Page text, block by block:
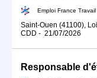
Emploi France Travail
Saint-Ouen (41100),
CDD - 21/07/2026
Responsable